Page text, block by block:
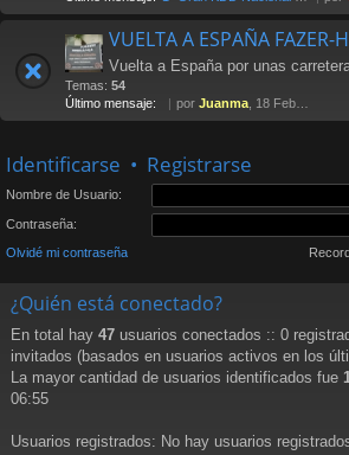
VUELTA A ESPAÑA FAZER-
Vuelta a España por unas
Temas: 54
Último mensaje:
por Juanma , 18 Feb 2013 12:27
Identificarse • Registrarse
Nombre de Usuario:
Contraseña:
Olvidé mi contraseña
¿Quién está conectado?
En total hay 47 usuarios conectados :: 0
invitados (basados en usuarios activos en los
La mayor cantidad de usuarios identificados fue
06:55
Usuarios registrados: No hay usuarios